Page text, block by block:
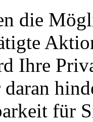
die
Ihre
daran
für